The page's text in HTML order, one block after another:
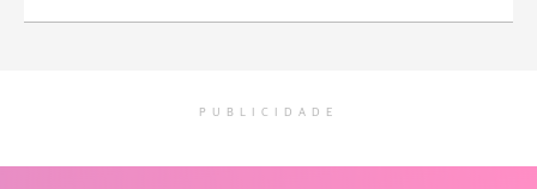
PUBLICIDADE